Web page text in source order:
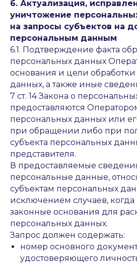
6. Актуализация,
уничтожение
на запросы субъектов на
персональным данным
6.1. Подтверждение факта
персональных данных
основания и цели
данных, а также иные
7 ст. 14 Закона о
предоставляются
персональных данных или
при обращении либо при
субъекта персональных
представителя.
В предоставляемые
персональные данные,
субъектам персональных
исключением случаев,
законные основания для
персональных данных.
Запрос должен содержать:
номер основного
удостоверяющего